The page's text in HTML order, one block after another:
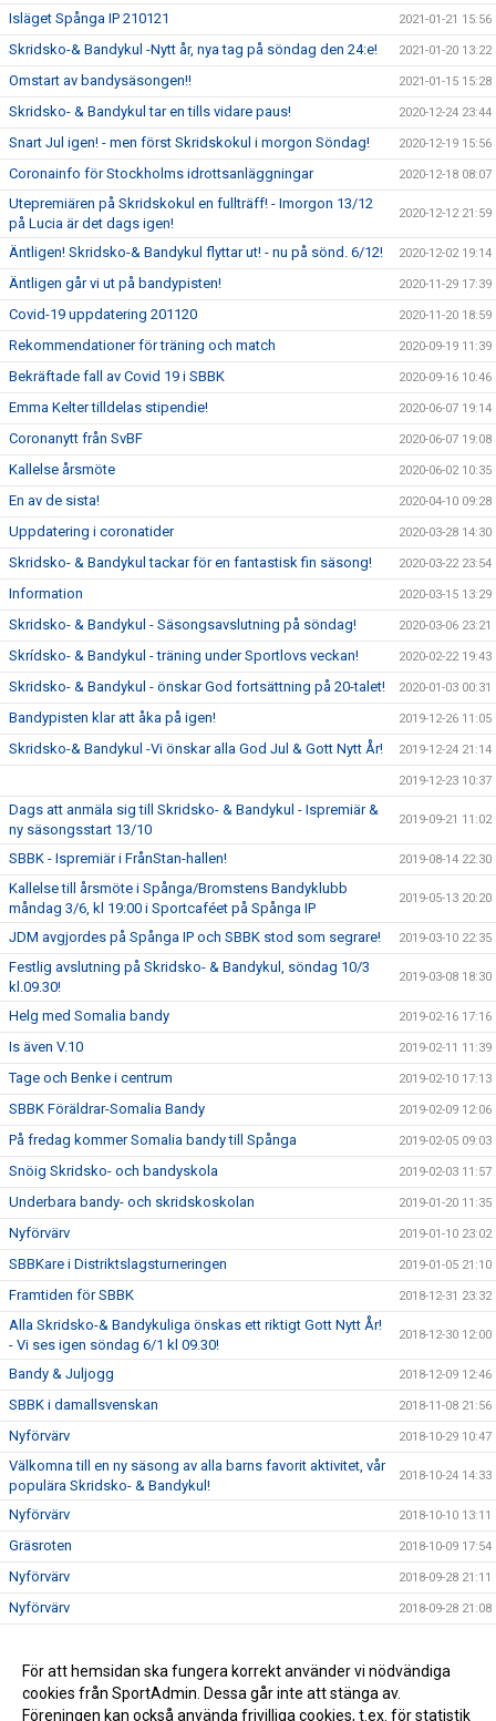
Isläget Spånga IP 210121 2021-01-21 15:56
Skridsko-& Bandykul -Nytt år, nya tag på söndag den 24:e! 2021-01-20 13:22
Omstart av bandysäsongen!! 2021-01-15 15:28
Skridsko- & Bandykul tar en tills vidare paus! 2020-12-24 23:44
Snart Jul igen! - men först Skridskokul i morgon Söndag! 2020-12-19 15:56
Coronainfo för Stockholms idrottsanläggningar 2020-12-18 08:07
Utepremiären på Skridskokul en fullträff! - Imorgon 13/12
på Lucia är det dags igen!
2020-12-12 21:59
Äntligen! Skridsko-& Bandykul flyttar ut! - nu på sönd. 6/12! 2020-12-02 19:14
Äntligen går vi ut på bandypisten! 2020-11-29 17:39
Covid-19 uppdatering 201120 2020-11-20 18:59
Rekommendationer för träning och match 2020-09-19 11:39
Bekräftade fall av Covid 19 i SBBK 2020-09-16 10:46
Emma Kelter tilldelas stipendie! 2020-06-07 19:14
Coronanytt från SvBF 2020-06-07 19:08
Kallelse årsmöte 2020-06-02 10:35
En av de sista! 2020-04-10 09:28
Uppdatering i coronatider 2020-03-28 14:30
Skridsko- & Bandykul tackar för en fantastisk fin säsong! 2020-03-22 23:54
Information 2020-03-15 13:29
Skridsko- & Bandykul - Säsongsavslutning på söndag! 2020-03-06 23:21
Skrídsko- & Bandykul - träning under Sportlovs veckan! 2020-02-22 19:43
Skridsko- & Bandykul - önskar God fortsättning på 20-talet! 2020-01-03 00:31
Bandypisten klar att åka på igen! 2019-12-26 11:05
Skridsko-& Bandykul -Vi önskar alla God Jul & Gott Nytt År! 2019-12-24 21:14
2019-12-23 10:37
Dags att anmäla sig till Skridsko- & Bandykul - Ispremiär &
ny säsongsstart 13/10
2019-09-21 11:02
SBBK - Ispremiär i FrånStan-hallen! 2019-08-14 22:30
Kallelse till årsmöte i Spånga/Bromstens Bandyklubb
måndag 3/6, kl 19:00 i Sportcaféet på Spånga IP
2019-05-13 20:20
JDM avgjordes på Spånga IP och SBBK stod som segrare! 2019-03-10 22:35
Festlig avslutning på Skridsko- & Bandykul, söndag 10/3
kl.09.30!
2019-03-08 18:30
Helg med Somalia bandy 2019-02-16 17:16
Is även V.10 2019-02-11 11:39
Tage och Benke i centrum 2019-02-10 17:13
SBBK Föräldrar-Somalia Bandy 2019-02-09 12:06
På fredag kommer Somalia bandy till Spånga 2019-02-05 09:03
Snöig Skridsko- och bandyskola 2019-02-03 11:57
Underbara bandy- och skridskoskolan 2019-01-20 11:35
Nyförvärv 2019-01-10 23:02
SBBKare i Distriktslagsturneringen 2019-01-05 21:10
Framtiden för SBBK 2018-12-31 23:32
Alla Skridsko-& Bandykuliga önskas ett riktigt Gott Nytt År!
- Vi ses igen söndag 6/1 kl 09.30!
2018-12-30 12:00
Bandy & Juljogg 2018-12-09 12:46
SBBK i damallsvenskan 2018-11-08 21:56
Nyförvärv 2018-10-29 10:47
Välkomna till en ny säsong av alla barns favorit aktivitet, vår
populära Skridsko- & Bandykul!
2018-10-24 14:33
Nyförvärv 2018-10-10 13:11
Gräsroten 2018-10-09 17:54
Nyförvärv 2018-09-28 21:11
Nyförvärv 2018-09-28 21:08
SBBK Årsmöte 2018 2018-06-18 09:29
Simon Bonetto tilldelas Bo Thunbergs stipendium 2018 2018-06-18 09:29
För att hemsidan ska fungera korrekt använder vi nödvändiga
cookies från SportAdmin. Dessa går inte att stänga av.
Föreningen kan också använda frivilliga cookies, t.ex. för statistik